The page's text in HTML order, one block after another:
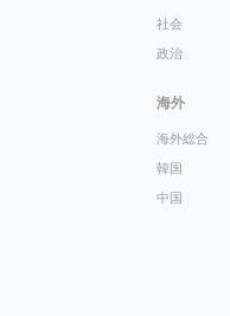
社会
政治
海外
海外総合
韓国
中国